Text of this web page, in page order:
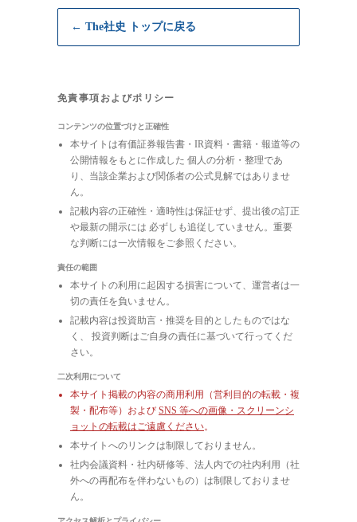
← The社史 トップに戻る
免責事項およびポリシー
コンテンツの位置づけと正確性
本サイトは有価証券報告書・IR資料・書籍・報道等の
公開情報をもとに作成した 個人の分析・整理であ
り、当該企業および関係者の公式見解ではありませ
ん。
記載内容の正確性・適時性は保証せず、提出後の訂正
や最新の開示には 必ずしも追従していません。重要
な判断には一次情報をご参照ください。
責任の範囲
本サイトの利用に起因する損害について、運営者は一
切の責任を負いません。
記載内容は投資助言・推奨を目的としたものではな
く、 投資判断はご自身の責任に基づいて行ってくだ
さい。
二次利用について
本サイト掲載の内容の商用利用（営利目的の転載・複
製・配布等）および SNS 等への画像・スクリーンシ
ョットの転載はご遠慮ください。
本サイトへのリンクは制限しておりません。
社内会議資料・社内研修等、法人内での社内利用（社
外への再配布を伴わないもの）は制限しておりませ
ん。